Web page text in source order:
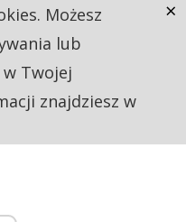
Możesz
lub
Twojej
znajdziesz w
×